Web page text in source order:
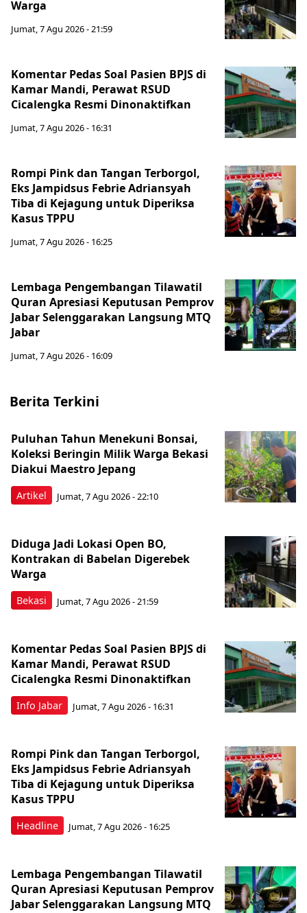
Warga
Jumat, 7 Agu 2026 - 21:59
Komentar Pedas Soal Pasien BPJS di
Kamar Mandi, Perawat RSUD
Cicalengka Resmi Dinonaktifkan
Jumat, 7 Agu 2026 - 16:31
Rompi Pink dan Tangan Terborgol,
Eks Jampidsus Febrie Adriansyah
Tiba di Kejagung untuk Diperiksa
Kasus TPPU
Jumat, 7 Agu 2026 - 16:25
Lembaga Pengembangan Tilawatil
Quran Apresiasi Keputusan Pemprov
Jabar Selenggarakan Langsung MTQ
Jabar
Jumat, 7 Agu 2026 - 16:09
Berita Terkini
Artikel
Puluhan Tahun Menekuni Bonsai,
Koleksi Beringin Milik Warga Bekasi
Diakui Maestro Jepang
Jumat, 7 Agu 2026 - 22:10
Bekasi
Diduga Jadi Lokasi Open BO,
Kontrakan di Babelan Digerebek
Warga
Jumat, 7 Agu 2026 - 21:59
Info Jabar
Komentar Pedas Soal Pasien BPJS di
Kamar Mandi, Perawat RSUD
Cicalengka Resmi Dinonaktifkan
Jumat, 7 Agu 2026 - 16:31
Headline
Rompi Pink dan Tangan Terborgol,
Eks Jampidsus Febrie Adriansyah
Tiba di Kejagung untuk Diperiksa
Kasus TPPU
Jumat, 7 Agu 2026 - 16:25
Lembaga Pengembangan Tilawatil
Quran Apresiasi Keputusan Pemprov
Jabar Selenggarakan Langsung MTQ